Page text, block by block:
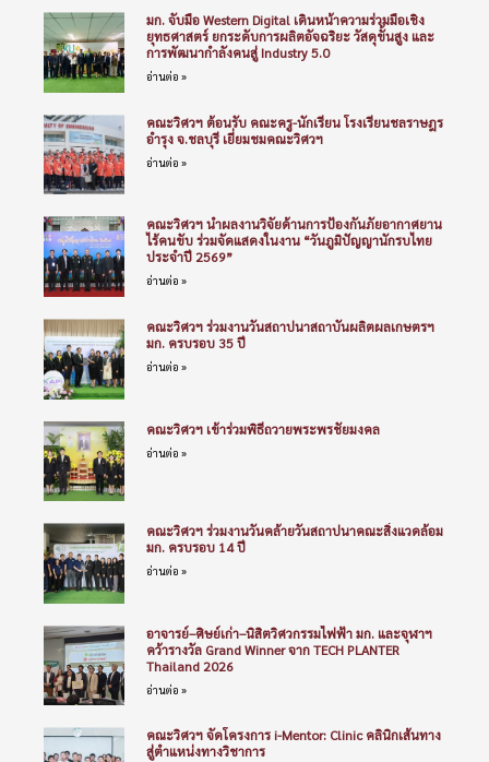
มก. จับมือ Western Digital เดินหน้าความร่วมมือเชิง
ยุทธศาสตร์ ยกระดับการผลิตอัจฉริยะ วัสดุขั้นสูง และ
การพัฒนากำลังคนสู่ Industry 5.0
อ่านต่อ »
คณะวิศวฯ ต้อนรับ คณะครู-นักเรียน โรงเรียนชลราษฎร
อำรุง จ.ชลบุรี เยี่ยมชมคณะวิศวฯ
อ่านต่อ »
คณะวิศวฯ นำผลงานวิจัยด้านการป้องกันภัยอากาศยาน
ไร้คนขับ ร่วมจัดแสดงในงาน “วันภูมิปัญญานักรบไทย
ประจำปี 2569”
อ่านต่อ »
คณะวิศวฯ ร่วมงานวันสถาปนาสถาบันผลิตผลเกษตรฯ
มก. ครบรอบ 35 ปี
อ่านต่อ »
คณะวิศวฯ เข้าร่วมพิธีถวายพระพรชัยมงคล
อ่านต่อ »
คณะวิศวฯ ร่วมงานวันคล้ายวันสถาปนาคณะสิ่งแวดล้อม
มก. ครบรอบ 14 ปี
อ่านต่อ »
อาจารย์–ศิษย์เก่า–นิสิตวิศวกรรมไฟฟ้า มก. และจุฬาฯ
คว้ารางวัล Grand Winner จาก TECH PLANTER
Thailand 2026
อ่านต่อ »
คณะวิศวฯ จัดโครงการ i-Mentor: Clinic คลินิกเส้นทาง
สู่ตำแหน่งทางวิชาการ